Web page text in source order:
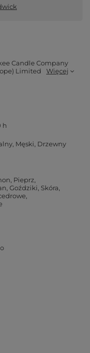
Candle Company
Limited
Więcej
h
Męski Drzewny
Pieprz
Goździki Skóra